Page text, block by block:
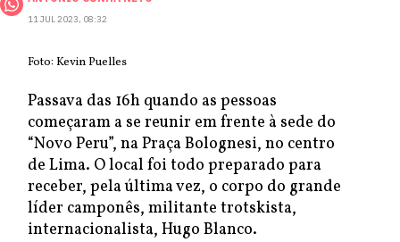
11 JUL 2023, 08:32
Foto: Kevin Puelles
Passava das 16h quando as pessoas
começaram a se reunir em frente à sede do
“Novo Peru”, na Praça Bolognesi, no centro
de Lima. O local foi todo preparado para
receber, pela última vez, o corpo do grande
líder camponês, militante trotskista,
internacionalista, Hugo Blanco.